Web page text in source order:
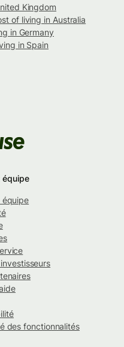
Kingdom
of living in Australia
in Germany
in Spain
équipe
équipe
des fonctionnalités